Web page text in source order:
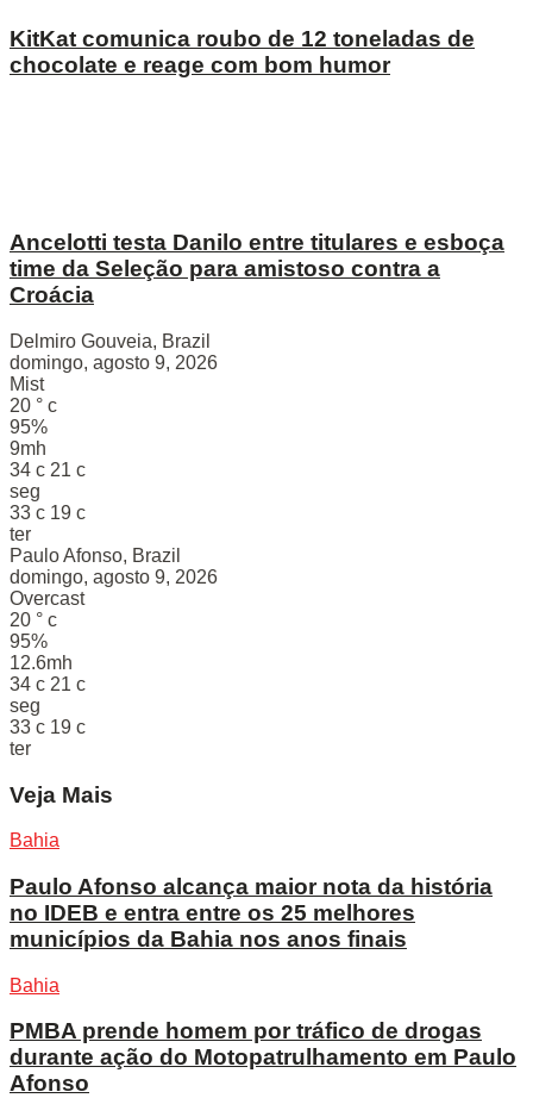
KitKat comunica roubo de 12 toneladas de
chocolate e reage com bom humor
Ancelotti testa Danilo entre titulares e esboça
time da Seleção para amistoso contra a
Croácia
Delmiro Gouveia, Brazil
domingo, agosto 9, 2026
Mist
20 ° c
95%
9mh
34 c 21 c
seg
33 c 19 c
ter
Paulo Afonso, Brazil
domingo, agosto 9, 2026
Overcast
20 ° c
95%
12.6mh
34 c 21 c
seg
33 c 19 c
ter
Veja Mais
Bahia
Paulo Afonso alcança maior nota da história
no IDEB e entra entre os 25 melhores
municípios da Bahia nos anos finais
Bahia
PMBA prende homem por tráfico de drogas
durante ação do Motopatrulhamento em Paulo
Afonso